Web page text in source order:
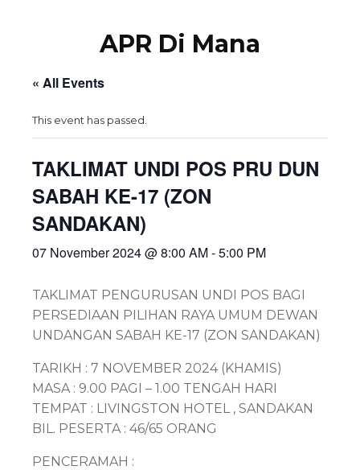
APR Di Mana
« All Events
This event has passed.
TAKLIMAT UNDI POS PRU DUN
SABAH KE-17 (ZON
SANDAKAN)
07 November 2024 @ 8:00 AM-5:00 PM
TAKLIMAT PENGURUSAN UNDI POS BAGI
PERSEDIAAN PILIHAN RAYA UMUM DEWAN
UNDANGAN SABAH KE-17 (ZON SANDAKAN)
TARIKH : 7 NOVEMBER 2024 (KHAMIS)
MASA : 9.00 PAGI – 1.00 TENGAH HARI
TEMPAT : LIVINGSTON HOTEL , SANDAKAN
BIL. PESERTA : 46/65 ORANG
PENCERAMAH :